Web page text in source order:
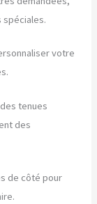
spéciales.
votre
tenues
des
de côté pour